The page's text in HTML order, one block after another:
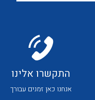
התקשרו אלינו
אנחנו כאן זמנים עבורך